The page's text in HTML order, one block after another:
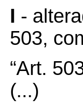
I -
503,
“Art.
(...)